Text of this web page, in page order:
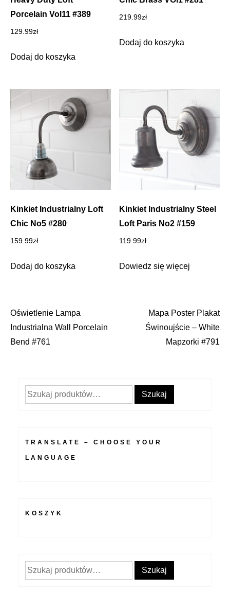
Porcelain Vol11 #389
129.99zł
Dodaj do koszyka
219.99zł
Dodaj do koszyka
Kinkiet Industrialny Loft
Chic No5 #280
159.99zł
Dodaj do koszyka
Kinkiet Industrialny Steel
Loft Paris No2 #159
119.99zł
Dowiedz się więcej
Nawigacja
wpisu
Oświetlenie Lampa
Industrialna Wall Porcelain
Bend #761
Mapa Poster Plakat
Świnoujście – White
Mapzorki #791
Szukaj: Szukaj
TRANSLATE – CHOOSE YOUR
LANGUAGE
KOSZYK
Szukaj: Szukaj